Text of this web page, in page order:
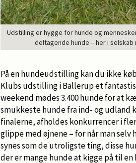
Udstilling er hygge for hunde og
deltagende hunde – her i selskab
På en hundeudstilling kan du ikke
Klubs udstilling i Ballerup et
weekend mødes 3.400 hunde for at
smukkeste hunde fra ind- og udland
finalerne, afholdes konkurrencer i
glippe med øjnene – for når man
synes som de utroligste ting, disse
der er mange hunde at kigge på til